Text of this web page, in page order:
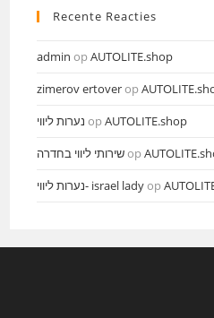
Recente Reacties
admin opAUTOLITE.shop
zimerov ertoverop
נערות ליווי opAUTOLITE.shop
שירותי ליווי בחדרהop
נערות ליווי- israel ladyop